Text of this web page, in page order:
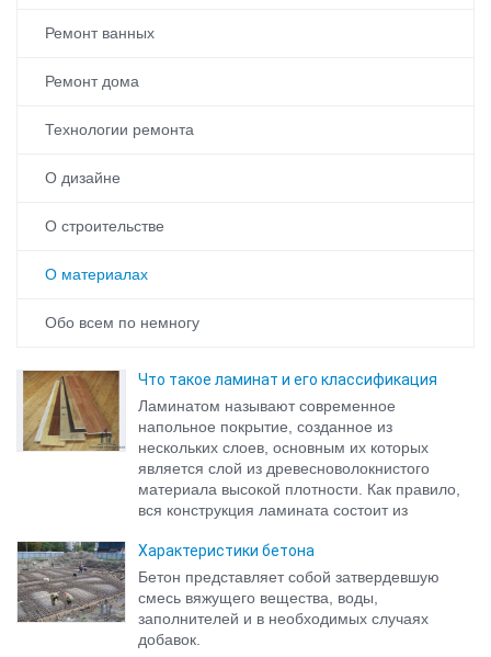
Ремонт ванных
Ремонт дома
Технологии ремонта
О дизайне
О строительстве
О материалах
Обо всем по немногу
Что такое ламинат и его классификация
Ламинатом называют современное
напольное покрытие, созданное из
нескольких слоев, основным их которых
является слой из древесноволокнистого
материала высокой плотности. Как правило,
вся конструкция ламината состоит из
Характеристики бетона
Бетон представляет собой затвердевшую
смесь вяжущего вещества, воды,
заполнителей и в необходимых случаях
добавок.